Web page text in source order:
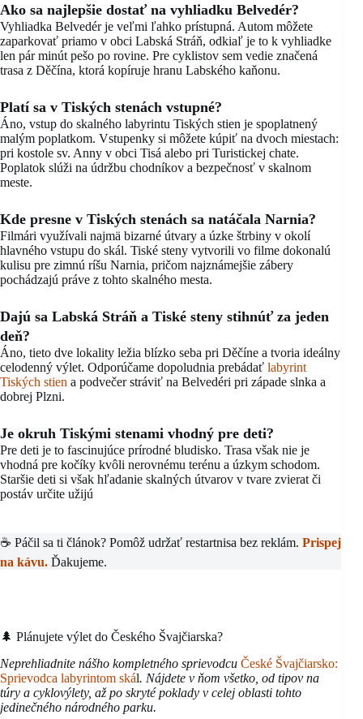
Ako sa najlepšie dostať na vyhliadku Belvedér?
Vyhliadka Belvedér je veľmi ľahko prístupná. Autom môžete
zaparkovať priamo v obci Labská Stráň, odkiaľ je to k vyhliadke
len pár minút pešo po rovine. Pre cyklistov sem vedie značená
trasa z Děčína, ktorá kopíruje hranu Labského kaňonu.
Platí sa v Tiských stenách vstupné?
Áno, vstup do skalného labyrintu Tiských stien je spoplatnený
malým poplatkom. Vstupenky si môžete kúpiť na dvoch miestach:
pri kostole sv. Anny v obci Tisá alebo pri Turistickej chate.
Poplatok slúži na údržbu chodníkov a bezpečnosť v skalnom
meste.
Kde presne v Tiských stenách sa natáčala Narnia?
Filmári využívali najmä bizarné útvary a úzke štrbiny v okolí
hlavného vstupu do skál. Tiské steny vytvorili vo filme dokonalú
kulisu pre zimnú ríšu Narnia, pričom najznámejšie zábery
pochádzajú práve z tohto skalného mesta.
Dajú sa Labská Stráň a Tiské steny stihnúť za jeden
deň?
Áno, tieto dve lokality ležia blízko seba pri Děčíne a tvoria ideálny
celodenný výlet. Odporúčame dopoludnia prebádať labyrint
Tiských stien a podvečer stráviť na Belvedéri pri západe slnka a
dobrej Plzni.
Je okruh Tiskými stenami vhodný pre deti?
Pre deti je to fascinujúce prírodné bludisko. Trasa však nie je
vhodná pre kočíky kvôli nerovnému terénu a úzkym schodom.
Staršie deti si však hľadanie skalných útvarov v tvare zvierat či
postáv určite užijú
☕ Páčil sa ti článok? Pomôž udržať restartnisa bez reklám. Prispej
na kávu. Ďakujeme.
🌲 Plánujete výlet do Českého Švajčiarska?
Neprehliadnite nášho kompletného sprievodcu České Švajčiarsko:
Sprievodca labyrintom skál. Nájdete v ňom všetko, od tipov na
túry a cyklovýlety, až po skryté poklady v celej oblasti tohto
jedinečného národného parku.